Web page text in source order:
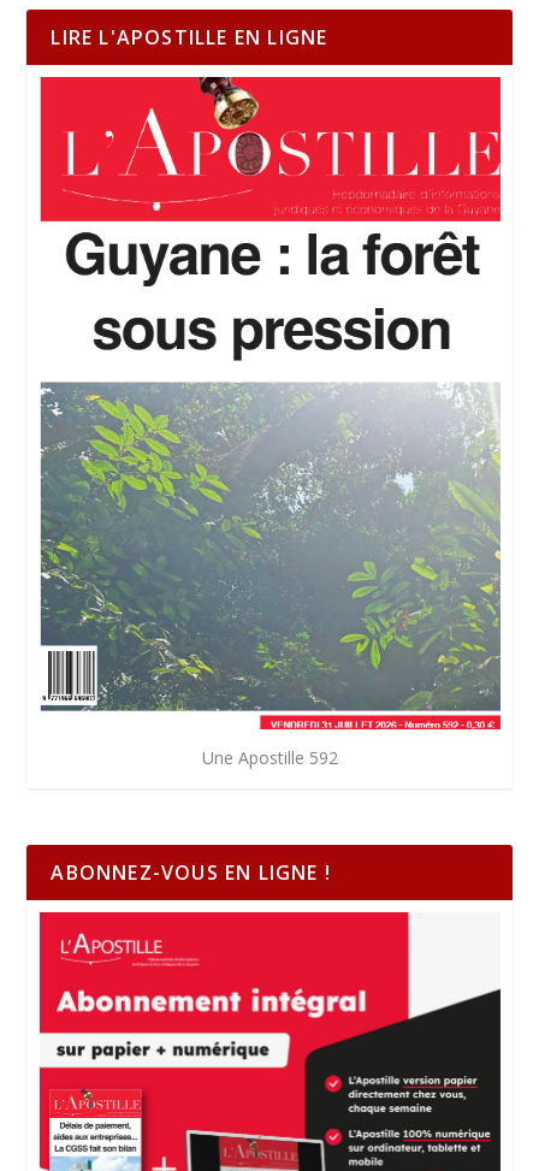
LIRE L'APOSTILLE EN LIGNE
Une Apostille 592
ABONNEZ-VOUS EN LIGNE !